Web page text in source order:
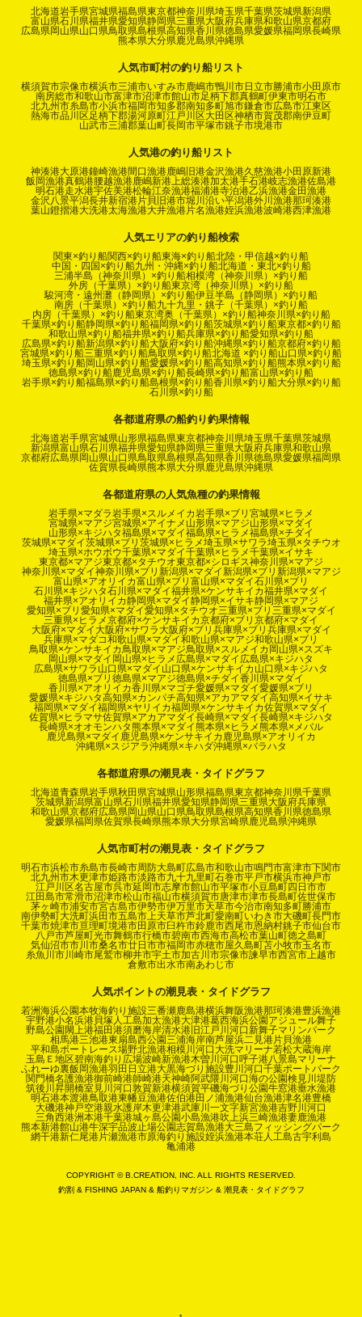
北海道岩手県宮城県福島県東京都神奈川県埼玉県千葉県茨城県新潟県
富山県石川県福井県愛知県静岡県三重県大阪府兵庫県和歌山県京都府
広島県岡山県山口県鳥取県島根県高知県香川県徳島県愛媛県福岡県長崎県
熊本県大分県鹿児島県沖縄県
人気市町村の釣り船リスト
横須賀市宗像市横浜市三浦市いすみ市鹿嶋市鴨川市日立市勝浦市小田原市
南房総市和歌山市富津市沼津市館山市足柄下郡真鶴町伊東市明石市
北九州市糸島市小浜市福岡市知多郡南知多町旭市鎌倉市広島市江東区
熱海市品川区足柄下郡湯河原町江戸川区大田区神栖市賀茂郡南伊豆町
山武市三浦郡葉山町長岡市平塚市銚子市境港市
人気港の釣り船リスト
神湊港大原港鐘崎漁港間口漁港鹿嶋旧港金沢漁港久慈漁港小田原新港
飯岡漁港真鶴港腰越漁港鹿嶋新港上総湊港加太港手石港岐志漁港佐島港
明石港走水港宇佐美港松輪江奈漁港福浦港寺泊港乙浜漁港金田漁港
金沢八景平潟長井新宿港片貝旧港市堀川沿い平潟港外川漁港那珂湊港
葉山鐙摺港大洗港太海漁港大井漁港片名漁港姪浜漁港波崎港西津漁港
人気エリアの釣り船検索
関東×釣り船関西×釣り船東海×釣り船北陸・甲信越×釣り船
中国・四国×釣り船九州・沖縄×釣り船北海道・東北×釣り船
三浦半島（神奈川県）×釣り船相模湾（神奈川県）×釣り船
外房（千葉県）×釣り船東京湾（神奈川県）×釣り船
駿河湾・遠州灘（静岡県）×釣り船伊豆半島（静岡県）×釣り船
南房（千葉県）×釣り船九十九里・銚子（千葉県）×釣り船
内房（千葉県）×釣り船東京湾奥（千葉県）×釣り船神奈川県×釣り船
千葉県×釣り船静岡県×釣り船福岡県×釣り船茨城県×釣り船東京都×釣り船
和歌山県×釣り船福井県×釣り船兵庫県×釣り船愛知県×釣り船
広島県×釣り船新潟県×釣り船大阪府×釣り船沖縄県×釣り船京都府×釣り船
宮城県×釣り船三重県×釣り船鳥取県×釣り船北海道 ×釣り船山口県×釣り船
埼玉県×釣り船岡山県×釣り船愛媛県×釣り船高知県×釣り船熊本県×釣り船
徳島県×釣り船鹿児島県×釣り船長崎県×釣り船富山県×釣り船
岩手県×釣り船福島県×釣り船島根県×釣り船香川県×釣り船大分県×釣り船
石川県×釣り船
各都道府県の船釣り釣果情報
北海道岩手県宮城県山形県福島県東京都神奈川県埼玉県千葉県茨城県
新潟県富山県石川県福井県愛知県静岡県三重県大阪府兵庫県和歌山県
京都府広島県岡山県山口県鳥取県島根県高知県香川県徳島県愛媛県福岡県
佐賀県長崎県熊本県大分県鹿児島県沖縄県
各都道府県の人気魚種の釣果情報
岩手県×マダラ岩手県×スルメイカ岩手県×ブリ 宮城県×ヒラメ
宮城県×マアジ宮城県×アイナメ 山形県×マアジ山形県×マダイ
山形県×キジハタ福島県×マダイ福島県×ヒラメ福島県×チダイ
茨城県×マダイ茨城県×ブリ 茨城県×ヒラメ埼玉県×サワラ埼玉県×タチウオ
埼玉県×ホウボウ千葉県×マダイ千葉県×ヒラメ千葉県×イサキ
東京都×マアジ東京都×タチウオ東京都×シロギス神奈川県×マアジ
神奈川県×マダイ神奈川県×ブリ 新潟県×マダイ 新潟県×ブリ 新潟県×マアジ
富山県×アオリイカ富山県×ブリ 富山県×マダイ石川県×ブリ
石川県×キジハタ石川県×マダイ福井県×ケンサキイカ福井県×マダイ
福井県×アオリイカ静岡県×マダイ静岡県×イサキ静岡県×マアジ
愛知県×ブリ 愛知県×マダイ愛知県×タチウオ三重県×ブリ 三重県×マダイ
三重県×ヒラメ京都府×ケンサキイカ京都府×ブリ 京都府×マダイ
大阪府×マダイ 大阪府×サワラ 大阪府×ブリ 兵庫県×ブリ 兵庫県×マダイ
兵庫県×マダコ和歌山県×マダイ和歌山県×マアジ和歌山県×ブリ
鳥取県×ケンサキイカ鳥取県×マアジ鳥取県×スルメイカ 岡山県×スズキ
岡山県×マダイ 岡山県×ヒラメ 広島県×マダイ 広島県×キジハタ
広島県×サワラ 山口県×マダイ 山口県×ケンサキイカ 山口県×キジハタ
徳島県×ブリ 徳島県×マアジ徳島県×チダイ香川県×マダイ
香川県×アオリイカ香川県×マゴチ愛媛県×マダイ愛媛県×ブリ
愛媛県×キジハタ高知県×カンパチ高知県×アカアマダイ高知県×イサキ
福岡県×マダイ福岡県×ヤリイカ福岡県×ケンサキイカ佐賀県×マダイ
佐賀県×ヒラマサ佐賀県×アカアマダイ長崎県×マダイ長崎県×キジハタ
長崎県×オオモンハタ熊本県×マダイ熊本県×ヒラメ熊本県×メバル
鹿児島県×マダイ 鹿児島県×ケンサキイカ 鹿児島県×アオリイカ
沖縄県×スジアラ沖縄県×キハダ沖縄県×バラハタ
各都道府県の潮見表・タイドグラフ
北海道青森県岩手県秋田県宮城県山形県福島県東京都神奈川県千葉県
茨城県新潟県富山県石川県福井県愛知県静岡県三重県大阪府兵庫県
和歌山県京都府広島県岡山県山口県鳥取県島根県高知県香川県徳島県
愛媛県福岡県佐賀県長崎県熊本県大分県宮崎県鹿児島県沖縄県
人気市町村の潮見表・タイドグラフ
明石市浜松市糸島市長崎市周防大島町広島市和歌山市鳴門市富津市下関市
北九州市木更津市姫路市淡路市九十九里町石巻市平戸市横浜市神戸市
江戸川区名古屋市呉市延岡市志摩市館山市平塚市小豆島町四日市市
江田島市常滑市沼津市松山市福山市横須賀市唐津市津市長島町佐世保市
茅ヶ崎市浦安市宮古島市伊勢市伊万里市天草市今治市南知多町勝浦市
南伊勢町大洗町浜田市五島市上天草市芦北町愛南町いわき市大磯町長門市
千葉市焼津市亘理町境港市田原市臼杵市鈴鹿市西尾市恩納村銚子市仙台市
八戸市芦屋町光市舞鶴市行橋市碧南市西海市高松市葉山町徳之島町
気仙沼市市川市桑名市廿日市市福岡市赤穂市屋久島町苫小牧市玉名市
糸魚川市川崎市尾鷲市柳井市宇土市加古川市宗像市諫早市西宮市上越市
倉敷市出水市南あわじ市
人気ポイントの潮見表・タイドグラフ
若洲海浜公園本牧海釣り施設三番瀬鹿島港横浜舞阪漁港那珂湊港豊浜漁港
宇野港小名浜港貝塚人工島加太漁港大津港葛西海浜公園 アジュール舞子
野島公園 閖上港福田港須磨海岸清水港 旧江戸川河口 新舞子マリンパーク
相馬港三池港東扇島西公園三浦海岸南芦屋浜二見港片貝漁港
平和島ボートレース場野北漁港相模川河口 大洗マリーナ若松大蔵海岸
玉島Ｅ地区碧南海釣り広場波崎新漁港木曽川河口呼子港八景島マリーナ
ふれーゆ裏飯岡漁港羽田 日立港大黒海づり施設豊川河口千葉ポートパーク
関門橋名護漁港御前崎港師崎港天神崎阿武隈川河口海の公園検見川堤防
筑後川昇開橋室見川河口敦賀新港横須賀平磯海づり公園牛窓港垂水漁港
明石港本渡港鳥取港東幡豆漁港佐伯港田ノ浦漁港仙台漁港津名港豊橋
大磯港神戸空港親水護岸木更津港武庫川一文字新宮漁港吉野川河口
三角西港洲本港千葉港城ヶ島公園小島漁港吹上浜三崎漁港妻鹿漁港
熊本新港館山港牛深宇品波止場公園志賀島漁港大三島フィッシングパーク
網干港新仁尾港片瀬漁港市原海釣り施設姪浜漁港本荘人工島古宇利島
亀浦港
COPYRIGHT © B.CREATION, INC. ALL RIGHTS RESERVED.
釣割 & FISHING JAPAN & 船釣りマガジン & 潮見表・タイドグラフ